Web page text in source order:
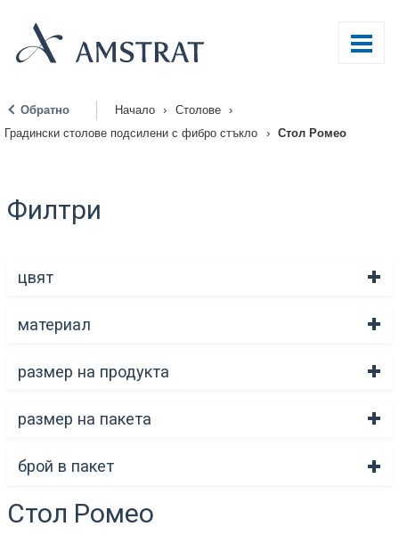
Обратно Начало › Столове
›
Градински столове подсилени с фибро стъкло
› Стол Ромео
Филтри
цвят
материал
размер на продукта
размер на пакета
брой в пакет
Стол Ромео